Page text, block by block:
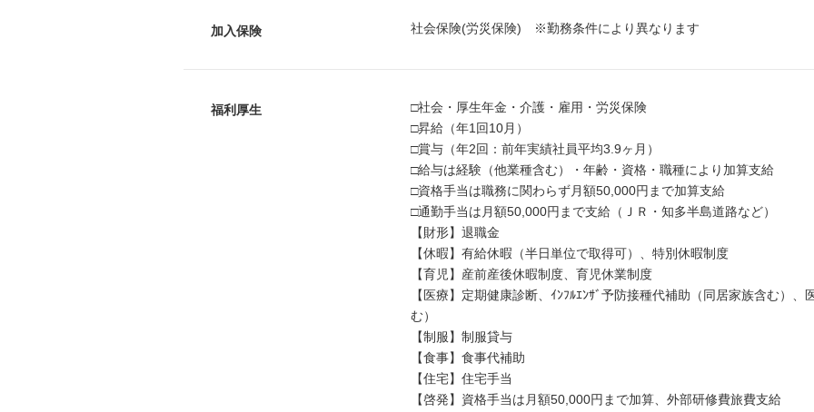
加入保険 社会保険(労災保険) ※勤務条件により異なります
福利厚生
□社会・厚生年金・介護・雇用・労災保険
□昇給（年1回10月）
□賞与（年2回：前年実績社員平均3.9ヶ月）
□給与は経験（他業種含む）・年齢・資格・職種により加算支給
□資格手当は職務に関わらず月額50,000円まで加算支給
□通勤手当は月額50,000円まで支給（ＪＲ・知多半島道路など）
【財形】退職金
【休暇】有給休暇（半日単位で取得可）、特別休暇制度
【育児】産前産後休暇制度、育児休業制度
【医療】定期健康診断、ｲﾝﾌﾙｴﾝｻﾞ予防接種代補助（同居家族含む）
む）
【制服】制服貸与
【食事】食事代補助
【住宅】住宅手当
【啓発】資格手当は月額50,000円まで加算、外部研修費旅費支給